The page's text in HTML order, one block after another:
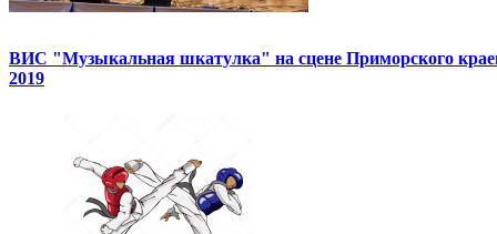
ВИС "Музыкальная шкатулка" на сцене Приморского
2019